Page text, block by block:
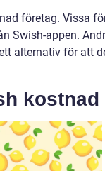
företag. Vissa
Swish-appen.
alternativ för att
kostnad